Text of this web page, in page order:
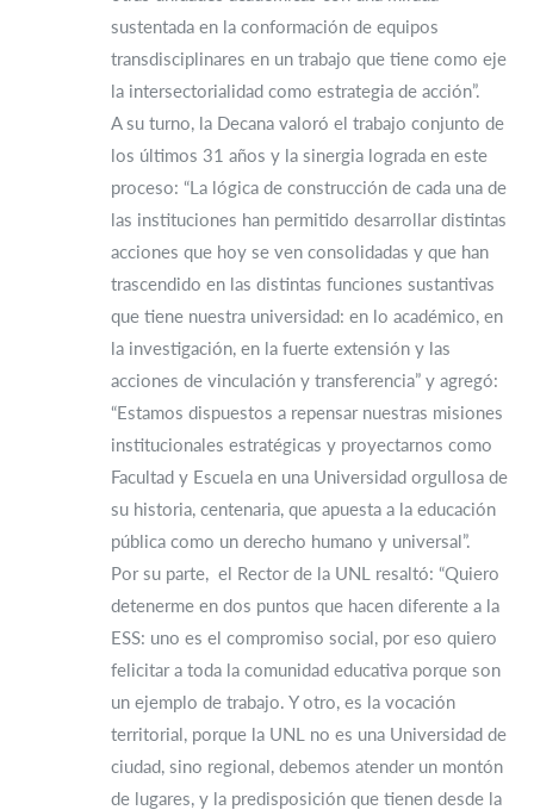
sustentada en la conformación de equipos
transdisciplinares en un trabajo que tiene como eje
la intersectorialidad como estrategia de acción”.
A su turno, la Decana valoró el trabajo conjunto de
los últimos 31 años y la sinergia lograda en este
proceso: “La lógica de construcción de cada una de
las instituciones han permitido desarrollar distintas
acciones que hoy se ven consolidadas y que han
trascendido en las distintas funciones sustantivas
que tiene nuestra universidad: en lo académico, en
la investigación, en la fuerte extensión y las
acciones de vinculación y transferencia” y agregó:
“Estamos dispuestos a repensar nuestras misiones
institucionales estratégicas y proyectarnos como
Facultad y Escuela en una Universidad orgullosa de
su historia, centenaria, que apuesta a la educación
pública como un derecho humano y universal”.
Por su parte, el Rector de la UNL resaltó: “Quiero
detenerme en dos puntos que hacen diferente a la
ESS: uno es el compromiso social, por eso quiero
felicitar a toda la comunidad educativa porque son
un ejemplo de trabajo. Y otro, es la vocación
territorial, porque la UNL no es una Universidad de
ciudad, sino regional, debemos atender un montón
de lugares, y la predisposición que tienen desde la